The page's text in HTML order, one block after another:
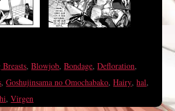
,Blowjob,Bondage,Defloration,
,Goshujinsama no Omochabako,Hairy,hal,
,Virgen